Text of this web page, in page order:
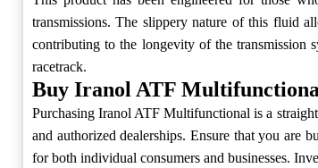
transmissions. The slippery nature of this fluid
contributing to the longevity of the transmission
racetrack.
Buy Iranol ATF
Purchasing Iranol ATF Multifunctional is a
and authorized dealerships. Ensure that you are
for both individual consumers and businesses.